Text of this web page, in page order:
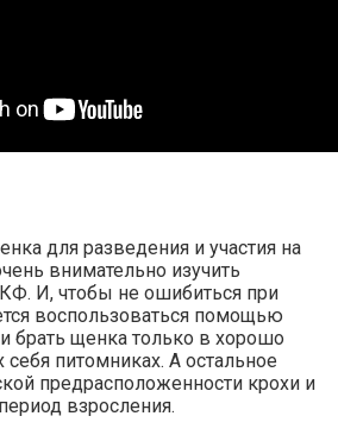
для разведения и участия на
внимательно изучить
И, чтобы не ошибиться при
воспользоваться помощью
брать щенка только в хорошо
питомниках. А остальное
предрасположенности крохи и
взросления.